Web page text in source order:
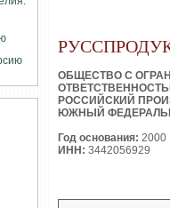
ОБЩЕСТВО С
РОССИЙСКИЙ
ЮЖНЫЙ
Год основания: 2000
ИНН: 3442056929